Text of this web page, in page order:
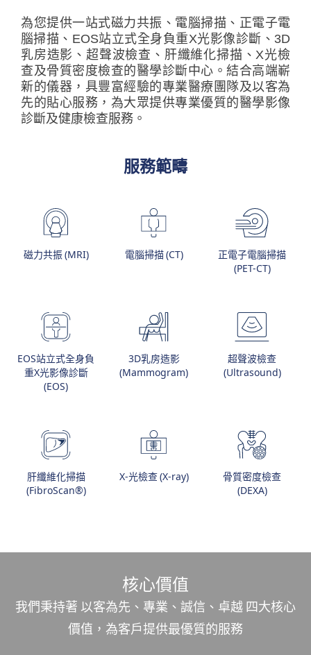
為您提供一站式磁力共振、電腦掃描、正電子電
腦掃描、EOS站立式全身負重X光影像診斷、3D
乳房造影、超聲波檢查、肝纖維化掃描、X光檢
查及骨質密度檢查的醫學診斷中心。結合高端嶄
新的儀器，具豐富經驗的專業醫療團隊及以客為
先的貼心服務，為大眾提供專業優質的醫學影像
診斷及健康檢查服務。
服務範疇
磁力共振 (MRI) 電腦掃描 (CT)
正電子電腦掃描
(PET-CT)
EOS站立式全身負
重X光影像診斷
(EOS)
3D乳房造影
(Mammogram)
超聲波檢查
(Ultrasound)
肝纖維化掃描
(FibroScan®)
X-光檢查 (X-ray)
骨質密度檢查
(DEXA)
核心價值
我們秉持著 以客為先、專業、誠信、卓越 四大核心
價值，為客戶提供最優質的服務